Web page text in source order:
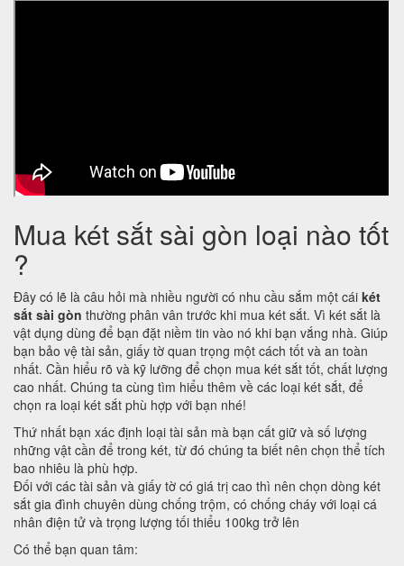
Mua két sắt sài gòn loại nào tốt
?
Đây có lẽ là câu hỏi mà nhiều người có nhu cầu sắm một cái két
sắt sài gòn thường phân vân trước khi mua két sắt. Vì két sắt là
vật dụng dùng để bạn đặt niềm tin vào nó khi bạn vắng nhà. Giúp
bạn bảo vệ tài sản, giấy tờ quan trọng một cách tốt và an toàn
nhất. Cần hiểu rõ và kỹ lưỡng để chọn mua két sắt tốt, chất lượng
cao nhất. Chúng ta cùng tìm hiểu thêm về các loại két sắt, để
chọn ra loại két sắt phù hợp với bạn nhé!
Thứ nhất bạn xác định loại tài sản mà bạn cất giữ và số lượng
những vật cần để trong két, từ đó chúng ta biết nên chọn thể tích
bao nhiêu là phù hợp.
Đối với các tài sản và giấy tờ có giá trị cao thì nên chọn dòng két
sắt gia đình chuyên dùng chống trộm, có chống cháy với loại cá
nhân điện tử và trọng lượng tối thiểu 100kg trở lên
Có thể bạn quan tâm: